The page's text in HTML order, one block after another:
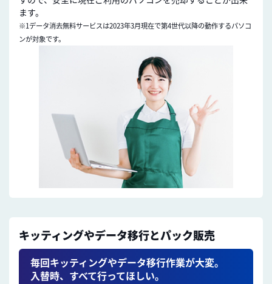
ます。
※1データ消去無料サービスは2023年3月現在で第4世代以降の動作するパソコ
ンが対象です。
キッティングやデータ移行とパック販売
毎回キッティングやデータ移行作業が大変。
入替時、すべて行ってほしい。